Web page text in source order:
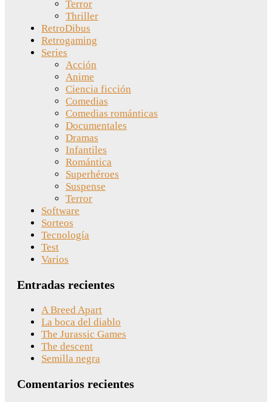
Terror
Thriller
RetroDibus
Retrogaming
Series
Acción
Anime
Ciencia ficción
Comedias
Comedias románticas
Documentales
Dramas
Infantiles
Romántica
Superhéroes
Suspense
Terror
Software
Sorteos
Tecnología
Test
Varios
Entradas recientes
A Breed Apart
La boca del diablo
The Jurassic Games
The descent
Semilla negra
Comentarios recientes